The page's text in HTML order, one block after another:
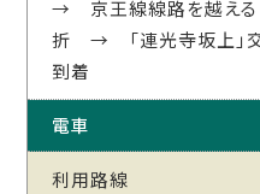
→ 京王線線路を越え
折 → 「連光寺坂上」
到着
電車
利用路線